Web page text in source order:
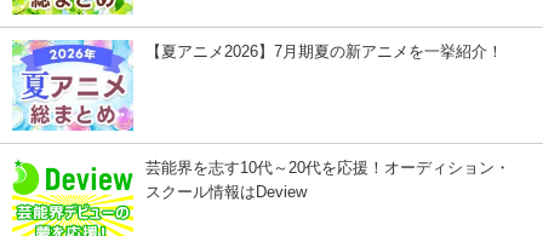
【夏アニメ2026】7月期夏の新アニメを一挙紹介！
芸能界を志す10代～20代を応援！オーディション・
スクール情報はDeview